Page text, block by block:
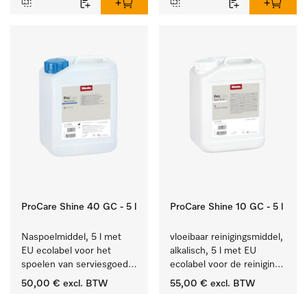
ProCare Shine 40 GC - 5 l
Naspoelmiddel, 5 l met
EU ecolabel voor het
spoelen van serviesgoed,
bestek en glazen.
50,00 € excl. BTW
ProCare Shine 10 GC - 5 l
vloeibaar reinigingsmiddel,
alkalisch, 5 l met EU
ecolabel voor de reiniging
van alledaags vuil op
55,00 € excl. BTW